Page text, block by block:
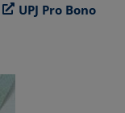
UPJ Pro Bono